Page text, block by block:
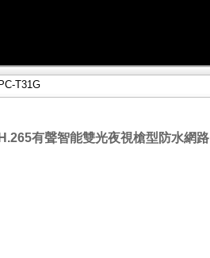
IPC-T31G
有聲智能雙光夜視槍型防水網路